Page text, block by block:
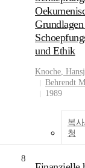
und Ethik
Knoche,
Behrendt
1989
복
청
8